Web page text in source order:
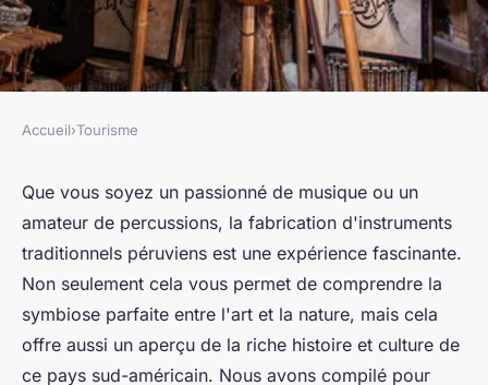
Où apprendre à fabriquer des
instruments de musique
traditionnels au Pérou?
Jean•21 mai 2024•5 min de lecture
Accueil›Tourisme
Que vous soyez un passionné de musique ou un
amateur de percussions, la fabrication d'instruments
traditionnels péruviens est une expérience fascinante.
Non seulement cela vous permet de comprendre la
symbiose parfaite entre l'art et la nature, mais cela
offre aussi un aperçu de la riche histoire et culture de
ce pays sud-américain. Nous avons compilé pour